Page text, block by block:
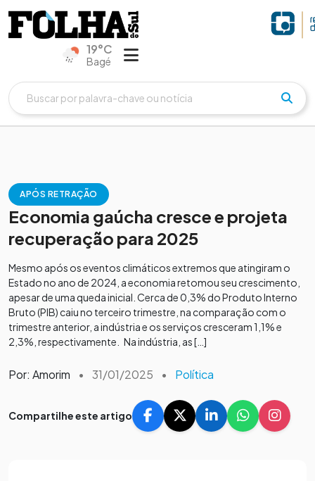
19°C
Bagé
APÓS RETRAÇÃO
Economia gaúcha cresce e projeta
recuperação para 2025
Mesmo após os eventos climáticos extremos que atingiram o
Estado no ano de 2024, a economia retomou seu crescimento,
apesar de uma queda inicial. Cerca de 0,3% do Produto Interno
Bruto (PIB) caiu no terceiro trimestre, na comparação com o
trimestre anterior, a indústria e os serviços cresceram 1,1% e
2,3%, respectivamente. Na indústria, as […]
Por: Amorim • 31/01/2025 • Política
Compartilhe este artigo